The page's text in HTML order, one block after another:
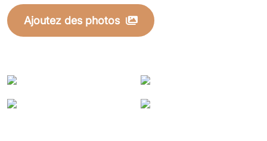
Ajoutez des photos